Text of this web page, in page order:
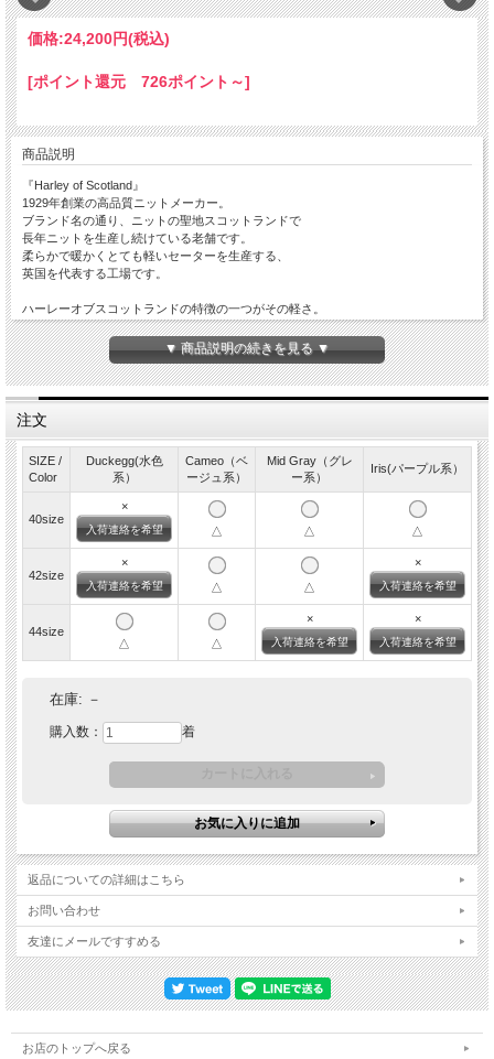
価格:24,200円(税込)
[ポイント還元 726ポイント～]
商品説明
『Harley of Scotland』
1929年創業の高品質ニットメーカー。
ブランド名の通り、ニットの聖地スコットランドで
長年ニットを生産し続けている老舗です。
柔らかで暖かくとても軽いセーターを生産する、
英国を代表する工場です。
ハーレーオブスコットランドの特徴の一つがその軽さ。
それでいて保温性は抜群。軽くて暖かいセーターです。
袖付けや両脇、袖など全てにおいて
シームレス（縫い目無し）の製法で作られている為
着用したときのゴロツキが無く、快適な着心地。ニットのため
伸縮性も高く運動面でも申し分の無いアイテム。
冬に欠かせないマストアイテムです。
【シェットランドウール】
スコットランドの北、シェットランド諸島に生息する羊からとれる
ハリと光沢感が特徴的なウール。
ざっくりとした質感でありながら上品で優しい風合いです。
ピュアウールならではの暖かみをお楽しみいただけます。
素材 シェットランドウール100％
SIZE/身幅/裄丈/着丈
40size/54cm/88cm/68cm
42size/56cm/90cm/70cm
※サイズは目安です。縫製品のため、若干のずれが生じます事をご容赦下さい。
▼ 商品説明の続きを見る ▼
注文
SIZE /
Color
Duckegg(水色
系）
Cameo（ベ
ージュ系）
Mid Gray（グレ
ー系）
Iris(パープル系）
40size
×
入荷連絡を希望 △ △ △
42size
×
入荷連絡を希望 △ △
×
入荷連絡を希望
44size
△
△
×
入荷連絡を希望
×
入荷連絡を希望
在庫: －
購入数： 着
返品についての詳細はこちら
お問い合わせ
友達にメールですすめる
お店のトップへ戻る